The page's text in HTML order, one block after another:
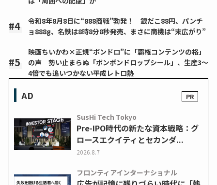
令和8年8月8日に“888商戦”勃発！ 銀だこ88円、パンチ
ョ888g、名鉄は8時8分8秒発売、まさに商機は“末広がり”
映画ちいかわ×正規“ボンドロ”に「覇権コンテンツの格」
の声 勢い止まらぬ「ボンボンドロップシール」、生産3～
4倍でも追いつかない平成レトロ熱
AD
SusHi Tech Tokyo
Pre-IPO時代の新たな資本戦略：グ
ロースエクイティとセカンダ...
2026.8.7
フロンティアインターナショナル